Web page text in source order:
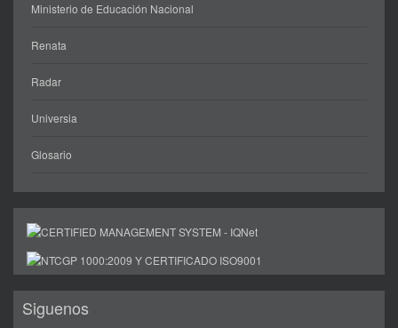
Ministerio de Educación Nacional
Renata
Radar
Universia
Glosario
Siguenos